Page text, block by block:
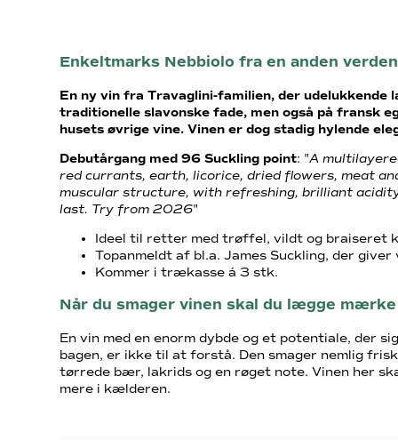
Enkeltmarks Nebbiolo fra en anden verden
En ny vin fra Travaglini-familien, der udelukkende
traditionelle slavonske fade, men også på fransk
husets øvrige vine. Vinen er dog stadig hylende
Debutårgang med 96 Suckling point: "A
red currants, earth, licorice, dried flowers, meat
muscular structure, with refreshing, brilliant
last. Try from 2026"
Ideel til retter med trøffel, vildt og braiseret
Topanmeldt af bl.a. James Suckling, der
Kommer i trækasse á 3 stk.
Når du smager vinen skal du lægge
En vin med en enorm dybde og et potentiale, der
bagen, er ikke til at forstå. Den smager nemlig
tørrede bær, lakrids og en røget note. Vinen her
mere i kælderen.